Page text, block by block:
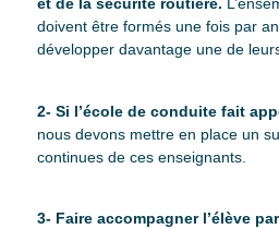
et de la sécurité routière.
doivent être formés une fois par
développer davantage une de
2- Si l’école de conduite fait
nous devons mettre en place un
continues de ces enseignants.
3- Faire accompagner l’élève